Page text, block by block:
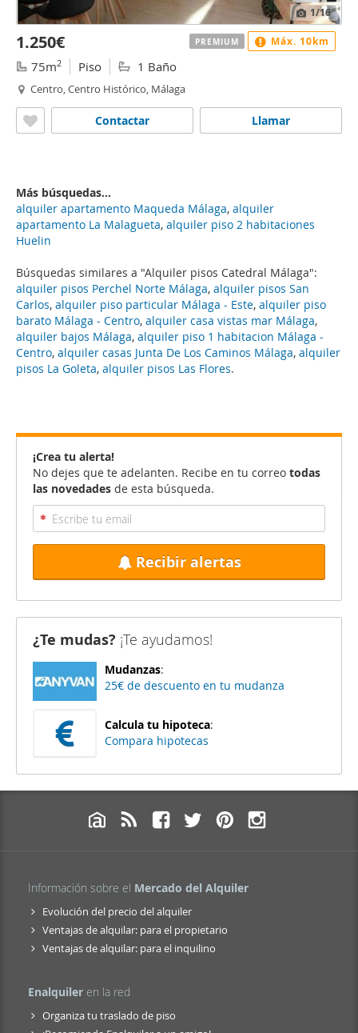
Búsquedas similares a "Alquiler pisos Catedral Málaga":
alquiler pisos Perchel Norte Málaga, alquiler pisos San
Carlos, alquiler piso particular Málaga - Este, alquiler piso
barato Málaga - Centro, alquiler casa vistas mar Málaga,
alquiler bajos Málaga, alquiler piso 1 habitacion Málaga -
Centro, alquiler casas Junta De Los Caminos Málaga, alquiler
pisos La Goleta, alquiler pisos Las Flores.
1/16
1.250€
75m2 Piso 1 Baño
Centro, Centro Histórico, Málaga
Llamar
Contactar
PREMIUM Máx. 10km
Más búsquedas...
alquiler apartamento Maqueda Málaga, alquiler
apartamento La Malagueta, alquiler piso 2 habitaciones
Huelin
¡Crea tu alerta!
No dejes que te adelanten. Recibe en tu correo todas
las novedades de esta búsqueda.
Recibir alertas
¿Te mudas? ¡Te ayudamos!
Mudanzas:
25€ de descuento en tu mudanza
Calcula tu hipoteca:
Compara hipotecas
Información sobre el Mercado del Alquiler
Evolución del precio del alquiler
Ventajas de alquilar: para el propietario
Ventajas de alquilar: para el inquilino
Enalquiler en la red
Organiza tu traslado de piso